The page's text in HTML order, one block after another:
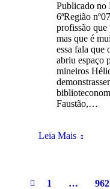
Publicado
6ªRegião
profissão que
mas que é
essa fala que
abriu espaço
mineiros
Faustão,…
Leia Mais
1 … 962